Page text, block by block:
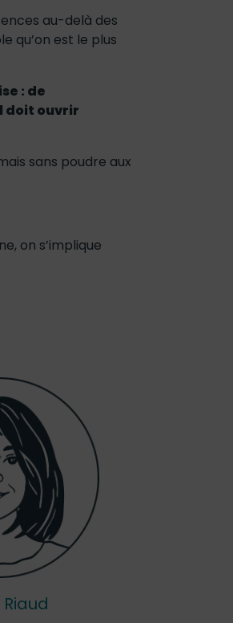
au-delà des
qu’on est le plus
: de
doit ouvrir
sans poudre aux
on s’implique